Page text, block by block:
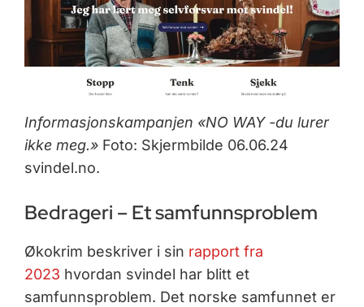
Informasjonskampanjen «NO WAY -du lurer
ikke meg.» Foto: Skjermbilde 06.06.24
svindel.no.
Bedrageri – Et samfunnsproblem
Økokrim beskriver i sin rapport fra
2023 hvordan svindel har blitt et
samfunnsproblem. Det norske samfunnet er